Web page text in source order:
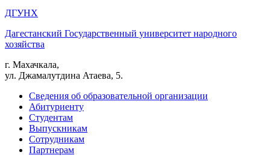
ДГУНХ
Дагестанский Государственный университет народного
хозяйства
г. Махачкала,
ул. Джамалутдина Атаева, 5.
Сведения об образовательной организации
Абитуриенту
Студентам
Выпускникам
Сотрудникам
Партнерам